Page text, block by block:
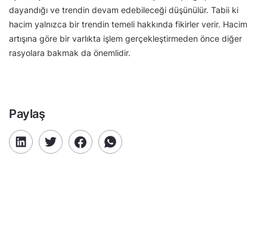
dayandığı ve trendin devam edebileceği düşünülür. Tabii ki
hacim yalnızca bir trendin temeli hakkında fikirler verir. Hacim
artışına göre bir varlıkta işlem gerçekleştirmeden önce diğer
rasyolara bakmak da önemlidir.
Paylaş